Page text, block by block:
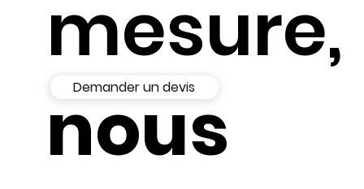
Demander un devis
mesure,
nous